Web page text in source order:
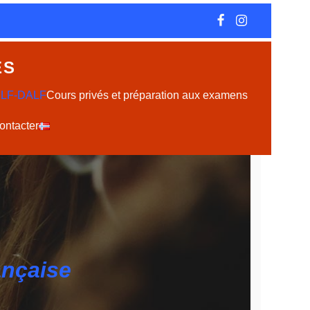
DALFCours privés et préparation aux examens
vivendum con